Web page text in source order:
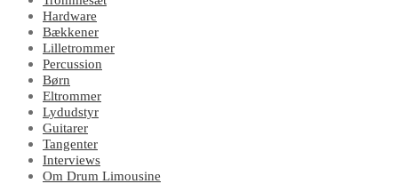
Hardware
Bækkener
Lilletrommer
Percussion
Børn
Eltrommer
Lydudstyr
Guitarer
Tangenter
Interviews
Om Drum Limousine